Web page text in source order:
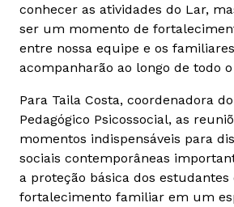
conhecer as atividades do Lar,
ser um momento de
entre nossa equipe e os
acompanharão ao longo de todo o
Para Taila Costa, coordenadora
Pedagógico Psicossocial, as
momentos indispensáveis para
sociais contemporâneas
a proteção básica dos estudantes
fortalecimento familiar em um